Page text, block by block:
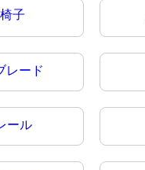
子
レード
ール